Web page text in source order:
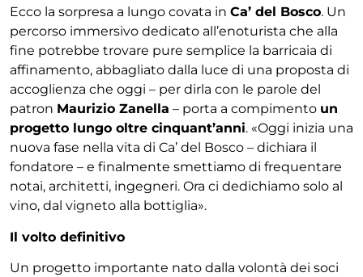
Ecco la sorpresa a lungo covata in Ca’ del Bosco. Un
percorso immersivo dedicato all’enoturista che alla
fine potrebbe trovare pure semplice la barricaia di
affinamento, abbagliato dalla luce di una proposta di
accoglienza che oggi – per dirla con le parole del
patron Maurizio Zanella – porta a compimento un
progetto lungo oltre cinquant’anni. «Oggi inizia una
nuova fase nella vita di Ca’ del Bosco – dichiara il
fondatore – e finalmente smettiamo di frequentare
notai, architetti, ingegneri. Ora ci dedichiamo solo al
vino, dal vigneto alla bottiglia».
Il volto definitivo
Un progetto importante nato dalla volontà dei soci